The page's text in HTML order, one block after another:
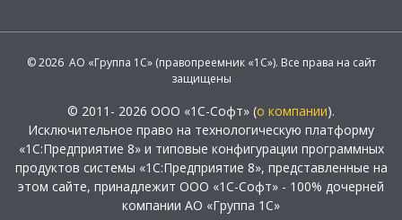
© 2026 АО «Группа 1С» (правопреемник «1С»). Все права на сайт
защищены
© 2011- 2026 ООО «1С-Софт» (о компании).
Исключительное право на технологическую платформу
«1С:Предприятие 8» и типовые конфигурации программных
продуктов системы «1С:Предприятие 8», представленные на
этом сайте, принадлежит ООО «1С-Софт» - 100% дочерней
компании АО «Группа 1С»